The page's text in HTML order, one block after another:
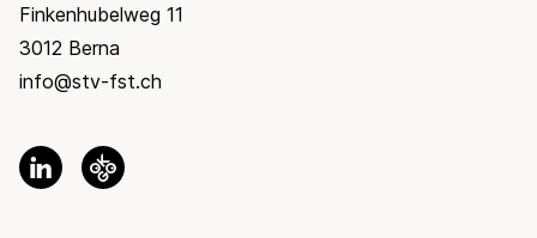
Finkenhubelweg 11
3012 Berna
info@stv-fst.ch